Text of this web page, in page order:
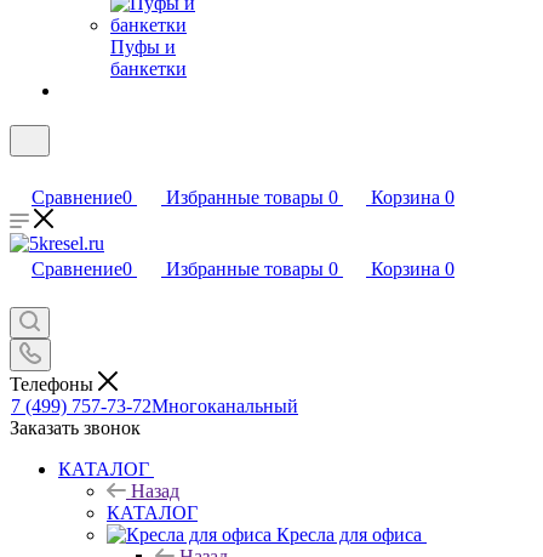
Пуфы и
банкетки
Сравнение0 Избранные товары 0 Корзина 0
Сравнение0 Избранные товары 0 Корзина 0
Телефоны
7 (499) 757-73-72Многоканальный
Заказать звонок
КАТАЛОГ
Назад
КАТАЛОГ
Кресла для офиса